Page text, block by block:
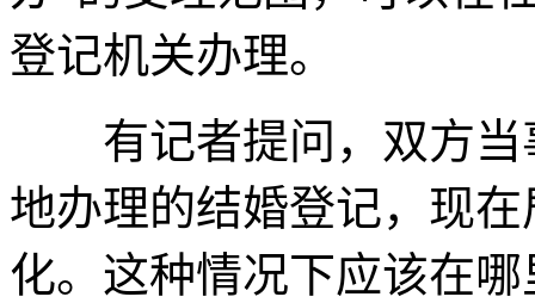
登记机关办理。
有记者提问，双方当
地办理的结婚登记，现
化。这种情况下应该在